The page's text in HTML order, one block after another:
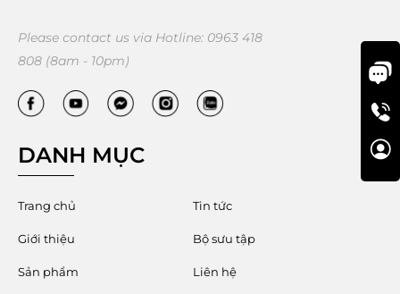
Please contact us via Hotline: 0963 418
808 (8am - 10pm)
DANH MỤC
Trang chủ Tin tức
Giới thiệu Bộ sưu tập
Sản phẩm Liên hệ